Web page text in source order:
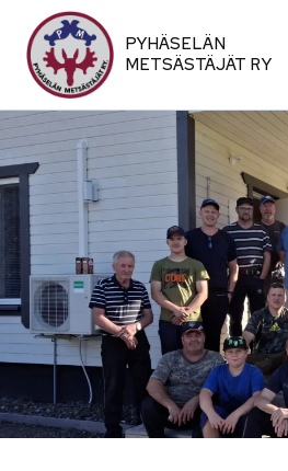
sisältöön
PYHÄSELÄN
METSÄSTÄJÄT RY